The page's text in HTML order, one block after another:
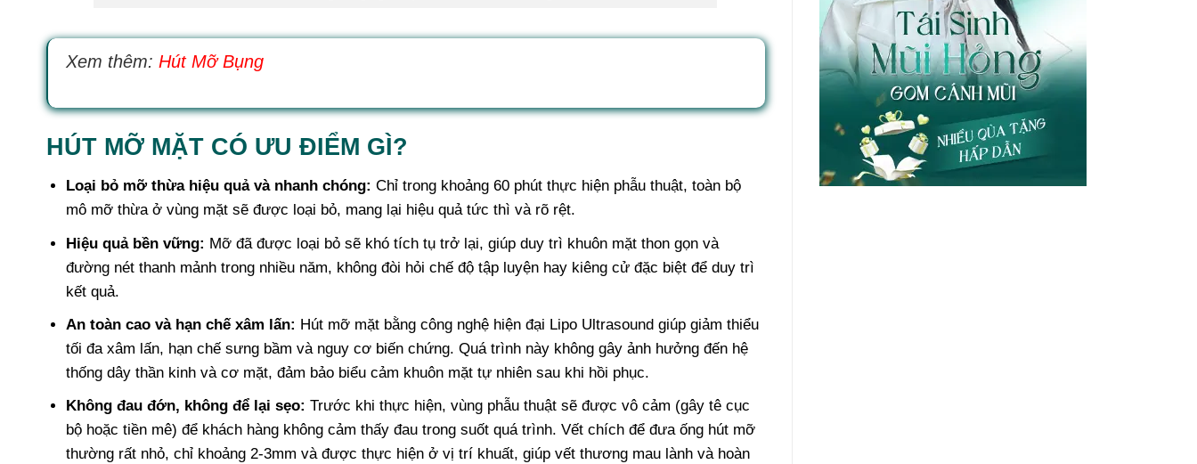
Xem thêm: Hút Mỡ Bụng
HÚT MỠ MẶT CÓ ƯU ĐIỂM GÌ?
Loại bỏ mỡ thừa hiệu quả và nhanh chóng: Chỉ trong khoảng 60 phút thực hiện phẫu thuật, toàn bộ
mô mỡ thừa ở vùng mặt sẽ được loại bỏ, mang lại hiệu quả tức thì và rõ rệt.
Hiệu quả bền vững: Mỡ đã được loại bỏ sẽ khó tích tụ trở lại, giúp duy trì khuôn mặt thon gọn và
đường nét thanh mảnh trong nhiều năm, không đòi hỏi chế độ tập luyện hay kiêng cử đặc biệt để duy trì
kết quả.
An toàn cao và hạn chế xâm lấn: Hút mỡ mặt bằng công nghệ hiện đại Lipo Ultrasound giúp giảm thiểu
tối đa xâm lấn, hạn chế sưng bầm và nguy cơ biến chứng. Quá trình này không gây ảnh hưởng đến hệ
thống dây thần kinh và cơ mặt, đảm bảo biểu cảm khuôn mặt tự nhiên sau khi hồi phục.
Không đau đớn, không để lại sẹo: Trước khi thực hiện, vùng phẫu thuật sẽ được vô cảm (gây tê cục
bộ hoặc tiền mê) để khách hàng không cảm thấy đau trong suốt quá trình. Vết chích để đưa ống hút mỡ
thường rất nhỏ, chỉ khoảng 2-3mm và được thực hiện ở vị trí khuất, giúp vết thương mau lành và hoàn